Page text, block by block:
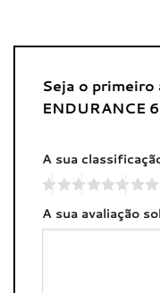
Seja o primeiro
ENDURANCE
A sua
A sua avaliação